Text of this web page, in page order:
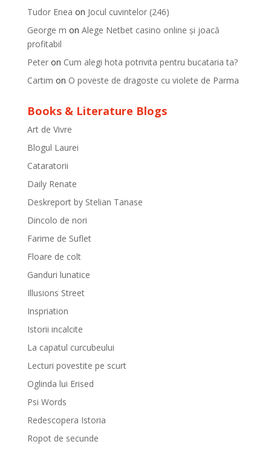
Tudor Enea on Jocul cuvintelor (246)
George m on Alege Netbet casino online și joacă
profitabil
Peteron Cum alegi hota potrivita pentru bucataria ta?
Cartim on O poveste de dragoste cu violete de Parma
Books & Literature Blogs
Art de Vivre
Blogul Laurei
Cataratorii
Daily Renate
Deskreport by Stelian Tanase
Dincolo de nori
Farime de Suflet
Floare de colt
Ganduri lunatice
Illusions Street
Inspriation
Istorii incalcite
La capatul curcubeului
Lecturi povestite pe scurt
Oglinda lui Erised
Psi Words
Redescopera Istoria
Ropot de secunde